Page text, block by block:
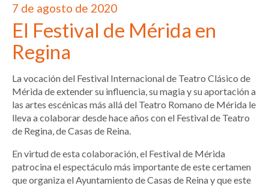
7 de agosto de 2020
El Festival de Mérida en
Regina
La vocación del Festival Internacional de Teatro Clásico de
Mérida de extender su influencia, su magia y su aportación a
las artes escénicas más allá del Teatro Romano de Mérida le
lleva a colaborar desde hace años con el Festival de Teatro
de Regina, de Casas de Reina.
En virtud de esta colaboración, el Festival de Mérida
patrocina el espectáculo más importante de este certamen
que organiza el Ayuntamiento de Casas de Reina y que este